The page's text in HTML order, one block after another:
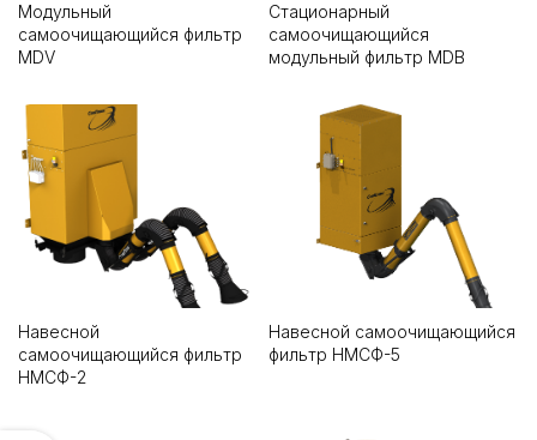
Модульный
самоочищающийся фильтр
MDV
Стационарный
самоочищающийся
модульный фильтр MDB
Навесной
самоочищающийся фильтр
НМСФ-2
Навесной самоочищающийся
фильтр НМСФ-5